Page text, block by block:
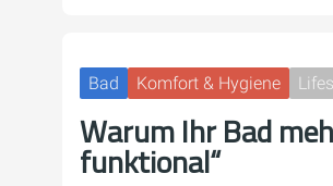
Bad Komfort & Hygiene
Warum Ihr Bad
funktional“